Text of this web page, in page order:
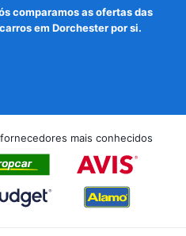
comparamos as ofertas das
em Dorchester por si.
mais conhecidos